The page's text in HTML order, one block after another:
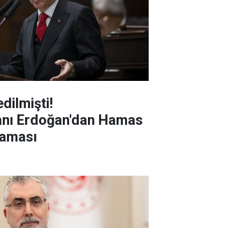
Erdoğan'dan Hamas